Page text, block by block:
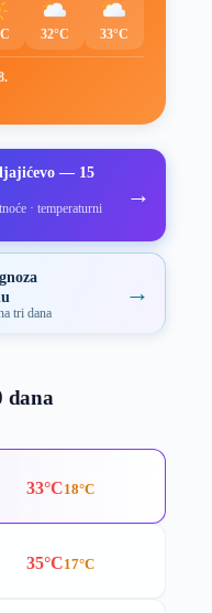
32°C 33°C
— 15
· temperaturni
→
tri dana
→
dana
33°C18°C
35°C17°C